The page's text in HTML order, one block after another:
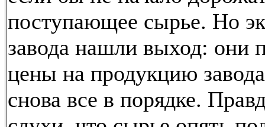
поступающее сырье. Но
завода нашли выход: они
цены на продукцию
снова все в порядке.